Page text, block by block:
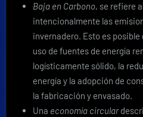
Baja en Carbono, se refiere
intencionalmente las
invernadero. Esto es
uso de fuentes de energía
logísticamente sólido, la
energía y la adopción de
la fabricación y envasado.
Una economía circular